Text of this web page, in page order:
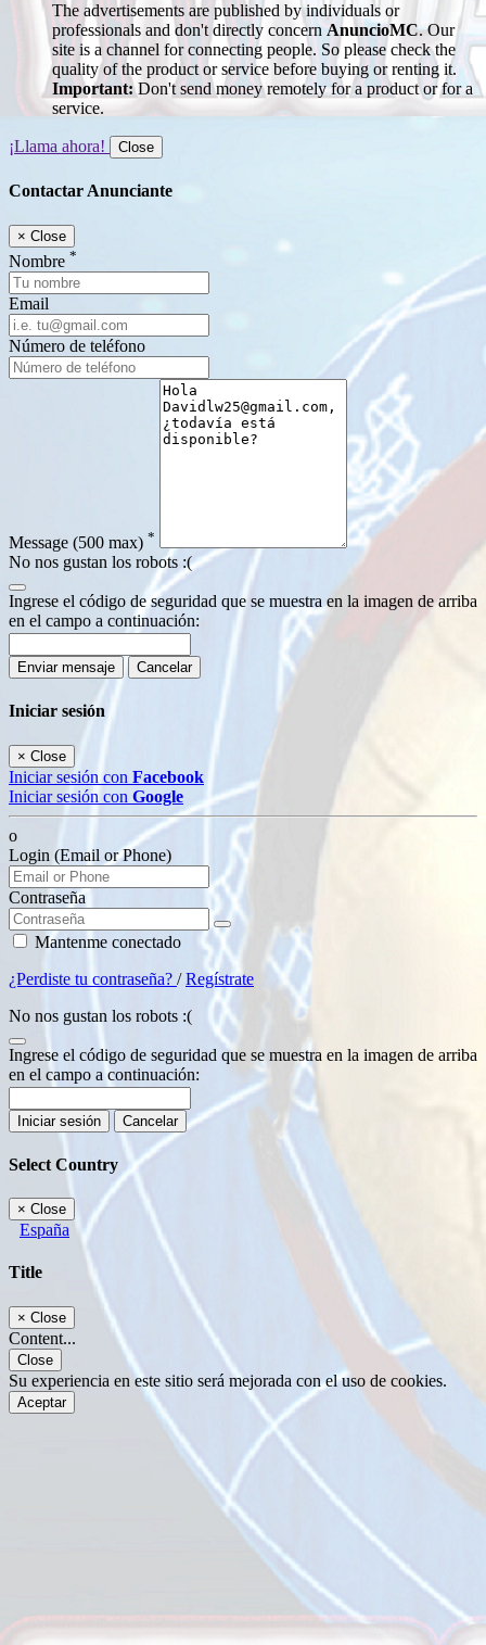
The advertisements are published by individuals or
professionals and don't directly concernAnuncioMC. Our
site is a channel for connecting people. So please check the
quality of the product or service before buying or renting it.
Important:Don't send money remotely for a product or for a
service.
¡Llama ahora! Close
Contactar Anunciante
× Close
Nombre *
Email
Número de teléfono
Message (500 max) *
No nos gustan los robots :(
Ingrese el código de seguridad que se muestra en la imagen de arriba
en el campo a continuación:
Enviar mensaje Cancelar
Iniciar sesión
× Close
Iniciar sesión con Facebook
Iniciar sesión con Google
o
Login (Email or Phone)
Contraseña
Mantenme conectado
¿Perdiste tu contraseña? /Regístrate
No nos gustan los robots :(
Ingrese el código de seguridad que se muestra en la imagen de arriba
en el campo a continuación:
Iniciar sesión Cancelar
Select Country
× Close
España
Title
× Close
Content...
Close
Su experiencia en este sitio será mejorada con el uso de cookies.
Aceptar